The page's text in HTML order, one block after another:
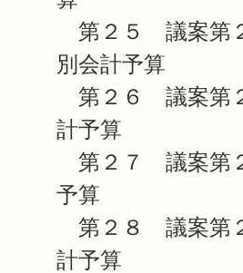
第２５ 議案第
別会計
第２６ 議案第
計予
第２７ 議案第
予
第２８ 議案第
計予